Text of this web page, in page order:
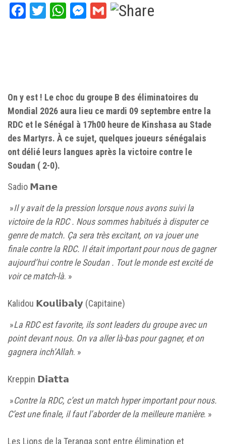
Facebook
TwitterWhatsApp
Messenger
Gmail
On y est ! Le choc du groupe B des éliminatoires du
Mondial 2026 aura lieu ce mardi 09 septembre entre la
RDC et le Sénégal à 17h00 heure de Kinshasa au Stade
des Martyrs. À ce sujet, quelques joueurs sénégalais
ont délié leurs langues après la victoire contre le
Soudan ( 2-0).
‎Sadio 𝗠𝗮𝗻𝗲
‎ »Il y avait de la pression lorsque nous avons suivi la
victoire de la RDC . Nous sommes habitués à disputer ce
genre de match. Ça sera très excitant, on va jouer une
finale contre la RDC. Il était important pour nous de gagner
aujourd’hui contre le Soudan . Tout le monde est excité de
voir ce match-là. »
‎Kalidou 𝗞𝗼𝘂𝗹𝗶𝗯𝗮𝗹𝘆 (Capitaine)
‎ »La RDC est favorite, ils sont leaders du groupe avec un
point devant nous. On va aller là-bas pour gagner, et on
gagnera inch’Allah. »
‎Kreppin 𝗗𝗶𝗮𝘁𝘁𝗮
‎ »Contre la RDC, c’est un match hyper important pour nous.
C’est une finale, il faut l’aborder de la meilleure manière. »
‎Les Lions de la Teranga sont entre élimination et